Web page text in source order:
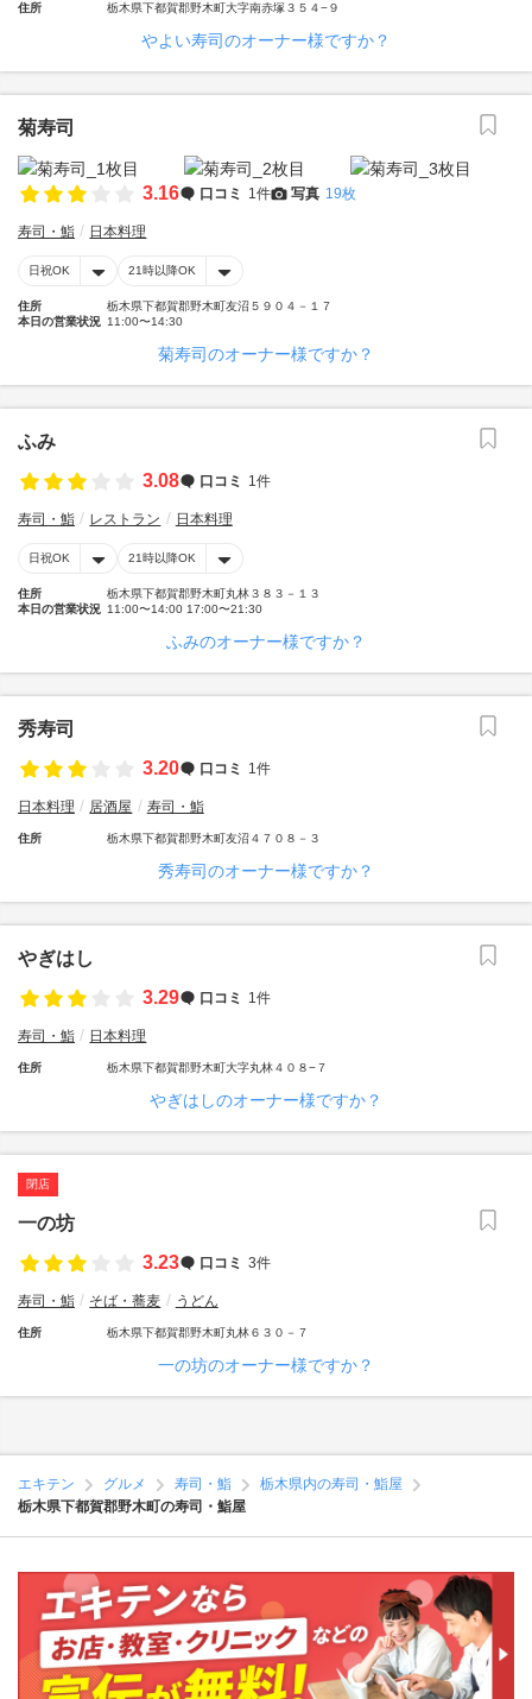
住所 栃木県下都賀郡野木町大字南赤塚３５４−９
やよい寿司のオーナー様ですか？
菊寿司
3.16 口コミ 1件 写真 19枚
寿司・鮨 日本料理
日祝OK 21時以降OK
住所
栃木県下都賀郡野木町友沼５９０４－１７
本日の営業状況 11:00〜14:30
菊寿司のオーナー様ですか？
ふみ
3.08
口コミ 1件
寿司・鮨 レストラン 日本料理
日祝OK 21時以降OK
住所
栃木県下都賀郡野木町丸林３８３－１３
本日の営業状況 11:00〜14:00 17:00〜21:30
ふみのオーナー様ですか？
秀寿司
3.20
口コミ 1件
日本料理 居酒屋 寿司・鮨
住所 栃木県下都賀郡野木町友沼４７０８－３
秀寿司のオーナー様ですか？
やぎはし
3.29
口コミ 1件
寿司・鮨 日本料理
住所 栃木県下都賀郡野木町大字丸林４０８−７
やぎはしのオーナー様ですか？
閉店
一の坊
3.23
口コミ 3件
寿司・鮨 そば・蕎麦 うどん
住所 栃木県下都賀郡野木町丸林６３０－７
一の坊のオーナー様ですか？
エキテン グルメ 寿司・鮨
栃木県内の寿司・鮨屋
栃木県下都賀郡野木町の寿司・鮨屋